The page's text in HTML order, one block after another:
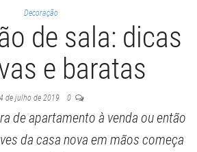
Decoração
de sala: dicas
e baratas
4 de julho de 2019 0
de apartamento à venda ou então
da casa nova em mãos começa